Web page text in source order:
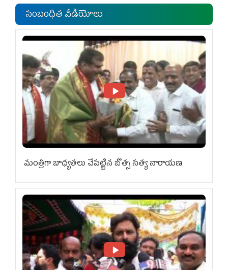
సంబంధిత వీడియోలు
మంత్రిగా బాధ్యతలు చేపట్టిన బొత్స సత్య నారాయణ